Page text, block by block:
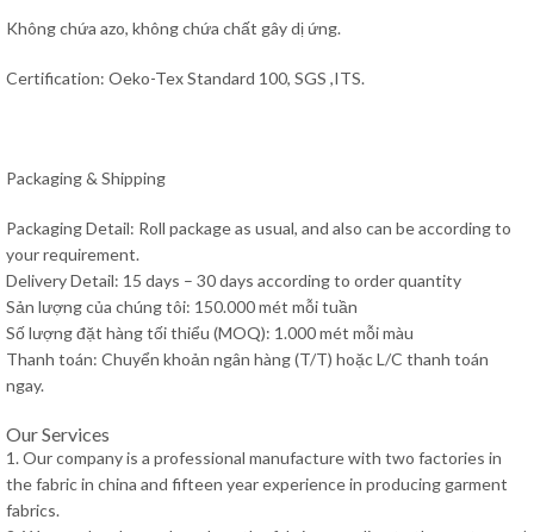
Không chứa azo, không chứa chất gây dị ứng.
Certification: Oeko-Tex Standard 100, SGS ,ITS.
Packaging & Shipping
Packaging Detail: Roll package as usual, and also can be according to
your requirement.
Delivery Detail: 15 days – 30 days according to order quantity
Sản lượng của chúng tôi: 150.000 mét mỗi tuần
Số lượng đặt hàng tối thiểu (MOQ): 1.000 mét mỗi màu
Thanh toán: Chuyển khoản ngân hàng (T/T) hoặc L/C thanh toán
ngay.
Our Services
1. Our company is a professional manufacture with two factories in
the fabric in china and fifteen year experience in producing garment
fabrics.